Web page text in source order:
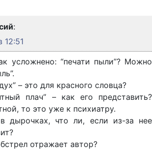
:
12:51
усложнено: “печати пыли”? Можно
– это для красного словца?
плач” – как его представить?
то это уже к психиатру.
дырочках, что ли, если из-за нее
отражает автор?